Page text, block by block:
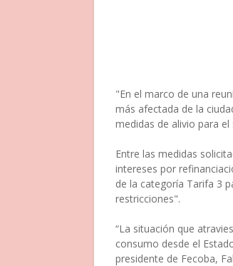
"En el marco de una
más afectada de la
medidas de alivio para
Entre las medidas
intereses por
de la categoría Tarifa 3
restricciones".
“La situación que
consumo desde el
presidente de Fecoba,